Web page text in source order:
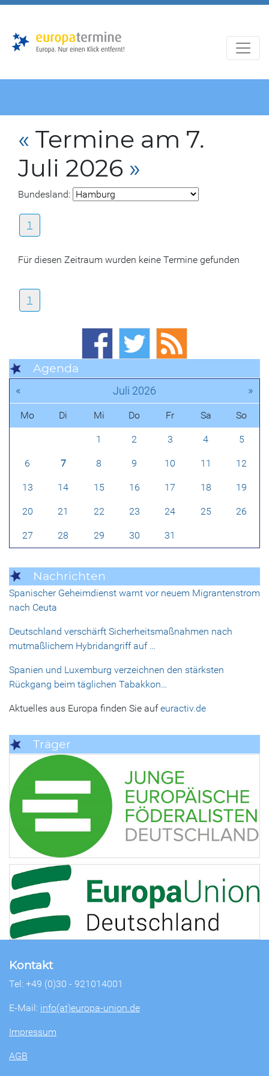
« Termine am 7.
Juli 2026 »
Bundesland:
1
Für diesen Zeitraum wurden keine Termine gefunden
1
Agenda
« Juli 2026 »
Mo Di Mi Do Fr Sa So
1 2 3 4 5
6 7 8 9 10 11 12
13 14 15 16 17 18 19
20 21 22 23 24 25 26
27 28 29 30 31
Nachrichten
Spanischer Geheimdienst warnt vor neuem Migrantenstrom
nach Ceuta
Deutschland verschärft Sicherheitsmaßnahmen nach
mutmaßlichem Hybridangriff auf …
Spanien und Luxemburg verzeichnen den stärksten
Rückgang beim täglichen Tabakkon…
Aktuelles aus Europa finden Sie aufeuractiv.de
Träger
Kontakt
Tel: +49 (0)30 - 921014001
E-Mail: info(at)europa-union.de
Impressum
AGB